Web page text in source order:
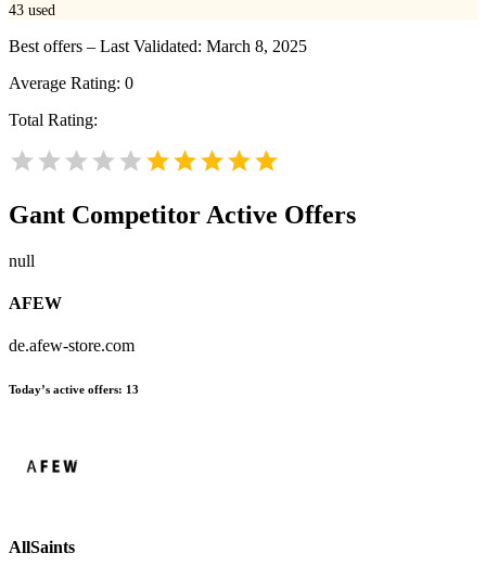
43 used
Best offers – Last Validated: March 8, 2025
Average Rating: 0
Total Rating:
Gant Competitor Active Offers
null
AFEW
de.afew-store.com
Today’s active offers: 13
AllSaints